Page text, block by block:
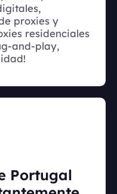
proxies y
residenciales
and-play,
Portugal